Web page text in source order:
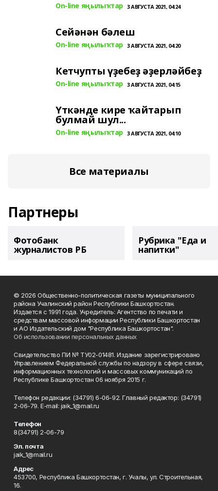
On-line яңылыҡтар 3 АВГУСТА 2021, 04:24
Сейәнән бәлеш
On-line яңылыҡтар 3 АВГУСТА 2021, 04:20
Кетчупты үҙебеҙ әҙерләйбеҙ
On-line яңылыҡтар 3 АВГУСТА 2021, 04:15
Үткәнде кире ҡайтарып
булмай шул...
On-line яңылыҡтар 3 АВГУСТА 2021, 04:10
Все материалы
Партнеры
Фотобанк
журналистов РБ
Рубрика "Еда и
напитки"
© 2026 Общественно-политическая газеты муниципального
района Учалинский район Республики Башкортостан.
Издается с 1991 года. Учредитель: Агентство по печати и
средствам массовой информации Республики Башкортостан
и АО Издательский дом "Республика Башкортостан".
Об использовании персональных данных
Свидетельство ПИ № ТУ02-01481. Издание зарегистрировано
Управлением Федеральной службы по надзору в сфере связи,
информационных технологий и массовых коммуникаций по
Республике Башкортостан 06 ноября 2015 г.
Телефон редакции: (34791) 6-06-92. Главный редактор: (34791)
2-06-79. Е-mаil: jaik_1@mail.ru
Телефон
8(34791) 2-06-79
Эл. почта
jaik_1@mail.ru
Адрес
453700, Республика Башкортостан, г. Учалы, ул. Строительная,
16.